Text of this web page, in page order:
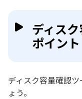
ディス
ポイント
ディスク容量確認
ょう。